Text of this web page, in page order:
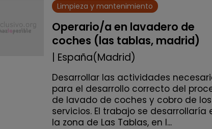
Limpieza y mantenimiento
Operario/a en lavadero de
coches (las tablas, madrid)
| España(Madrid)
Desarrollar las actividades
para el desarrollo correcto del
de lavado de coches y cobro de los
servicios. El trabajo se desarrollaría
la zona de Las Tablas, en l...